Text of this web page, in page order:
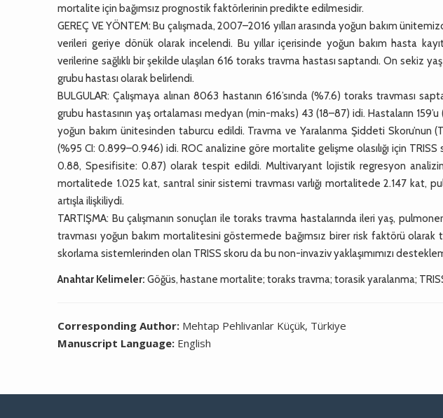
mortalite için bağımsız prognostik faktörlerinin predikte edilmesidir.
GEREÇ VE YÖNTEM: Bu çalışmada, 2007–2016 yılları arasında yoğun bakım
verileri geriye dönük olarak incelendi. Bu yıllar içerisinde yoğun bakım hasta
verilerine sağlıklı bir şekilde ulaşılan 616 toraks travma hastası saptandı. On sekiz
grubu hastası olarak belirlendi.
BULGULAR: Çalışmaya alınan 8063 hastanın 616’sında (%7.6) toraks travması
grubu hastasının yaş ortalaması medyan (min-maks) 43 (18–87) idi. Hastaların
yoğun bakım ünitesinden taburcu edildi. Travma ve Yaralanma Şiddeti Skoru’nun
(%95 CI: 0.899–0.946) idi. ROC analizine göre mortalite gelişme olasılığı için
0.88, Spesifisite: 0.87) olarak tespit edildi. Multivaryant lojistik regresyon
mortalitede 1.025 kat, santral sinir sistemi travması varlığı mortalitede 2.147 kat,
artışla ilişkiliydi.
TARTIŞMA: Bu çalışmanın sonuçları ile toraks travma hastalarında ileri yaş,
travması yoğun bakım mortalitesini göstermede bağımsız birer risk faktörü olarak
skorlama sistemlerinden olan TRISS skoru da bu non-invaziv yaklaşımımızı
Anahtar Kelimeler: Göğüs, hastane mortalite; toraks travma; torasik yaralanma;
Corresponding Author: Mehtap Pehlivanlar Küçük, Türkiye
Manuscript Language: English